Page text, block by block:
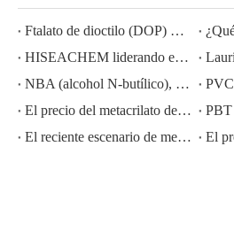
Ftalato de dioctilo (DOP) CAS NO.:117-81-7
HISEACHEM liderando el camino: Éxito reciente en la exportación de ácido acético, ácido oxálico, ácido sulfúrico, ácido nítrico, soda cáustica, álcali líquido y metabisulfito de sodio de China
NBA (alcohol N-butílico), CAS NO.:71-36-3, conocimiento de la industria
El precio del metacrilato de metilo MMA CAS 80-62-6 disminuye considerablemente
El reciente escenario de mercado del ácido sulfúrico en China: un año en revisión